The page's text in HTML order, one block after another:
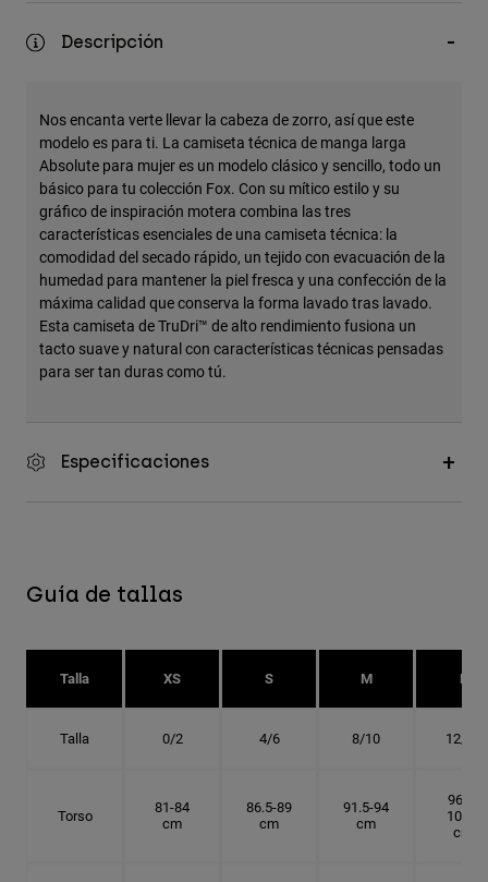
Gorras y Gorros
Ver todo
Descripción
Nos encanta verte llevar la cabeza de zorro, así que este
modelo es para ti. La camiseta técnica de manga larga
Absolute para mujer es un modelo clásico y sencillo, todo un
básico para tu colección Fox. Con su mítico estilo y su
gráfico de inspiración motera combina las tres
características esenciales de una camiseta técnica: la
comodidad del secado rápido, un tejido con evacuación de la
humedad para mantener la piel fresca y una confección de la
máxima calidad que conserva la forma lavado tras lavado.
Esta camiseta de TruDri™ de alto rendimiento fusiona un
tacto suave y natural con características técnicas pensadas
para ser tan duras como tú.
Especificaciones
Guía de tallas
Talla XS S M L
Talla 0/2 4/6 8/10 12/14
Torso
81-84
cm
86.5-89
cm
91.5-94
cm
96.5-
101.5
cm